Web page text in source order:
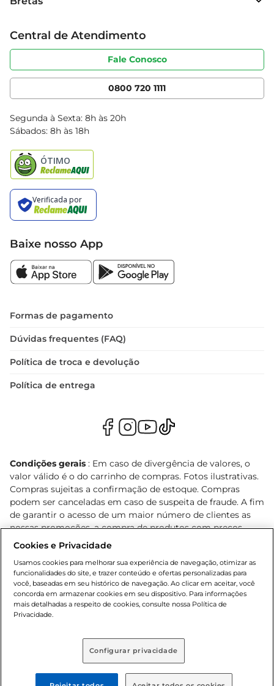
Grupo Cencosud
Sobre privacidade
Portal do fornecedor
Cencosud Media
Produtos Bretas
Código de ética
Serviços
Clube Bretas
Blog Bretas
Black Friday
Central de Atendimento
Fale Conosco
0800 720 1111
Segunda à Sexta: 8h às 20h
Sábados: 8h às 18h
Baixe nosso App
Formas de pagamento
Dúvidas frequentes (FAQ)
Política de troca e devolução
Política de entrega
Condições gerais : Em caso de divergência de valores, o
valor válido é o do carrinho de compras. Fotos ilustrativas.
Compras sujeitas a confirmação de estoque. Compras
podem ser canceladas em caso de suspeita de fraude. A fim
de garantir o acesso de um maior número de clientes as
nossas promoções, a compra de produtos com preços
promocionais poderá ter sua quantidade limitada por
o e-commerce e válidos durante o dia de hoje, podendo
sofrer alterações sem prévia notificação. Proibida a venda
de bebidas alcoólicas para menores de 18 anos, conforme
Lei n.º 8069/90, art. 81, inciso II (Estatuto da Criança e do
Adolescente). Preços e condições exclusivos para o
prévio. O valor mínimo para as compras on-line é de R$
Cookies e Privacidade
Usamos cookies para melhorar sua experiência de navegação, otimizar as
funcionalidades do site, e trazer conteúdo e ofertas personalizadas para
você, baseadas em seu histórico de navegação. Ao clicar em aceitar, você
concorda em armazenar cookies em seu dispositivo. Para informações
mais detalhadas a respeito de cookies, consulte nossa Política de
Privacidade.
Configurar privacidade